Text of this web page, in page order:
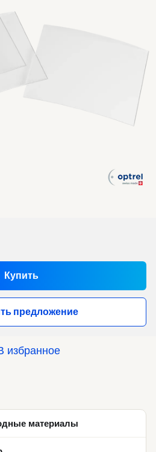
Купить
предложение
избранное
материалы